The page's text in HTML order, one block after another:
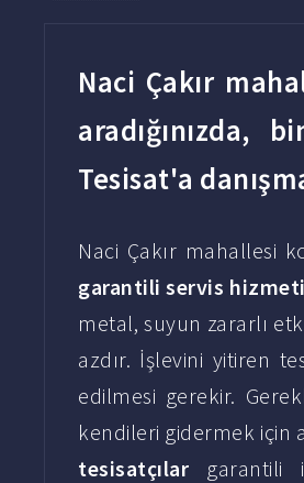
Naci Çakır
aradığınızda,
Tesisat'a
Naci Çakır mahallesi
garantili servis hizmeti
metal, suyun zararlı
azdır. İşlevini yitiren
edilmesi gerekir.
kendileri gidermek için
tesisatçılar garantili